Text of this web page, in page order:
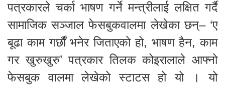
पत्रकारले चर्का भाषण गर्ने मन्त्रीलाई लक्षित गर्दै
सामाजिक सञ्जाल फेसबुकवालमा लेखेका छन्– ‘ए
बूढा काम गर्छौं भनेर जिताएको हो, भाषण हैन, काम
गर खुरुखुरु’ पत्रकार तिलक कोइरालाले आफ्नो
फेसबुक वालमा लेखेको स्टाटस हो यो । यो